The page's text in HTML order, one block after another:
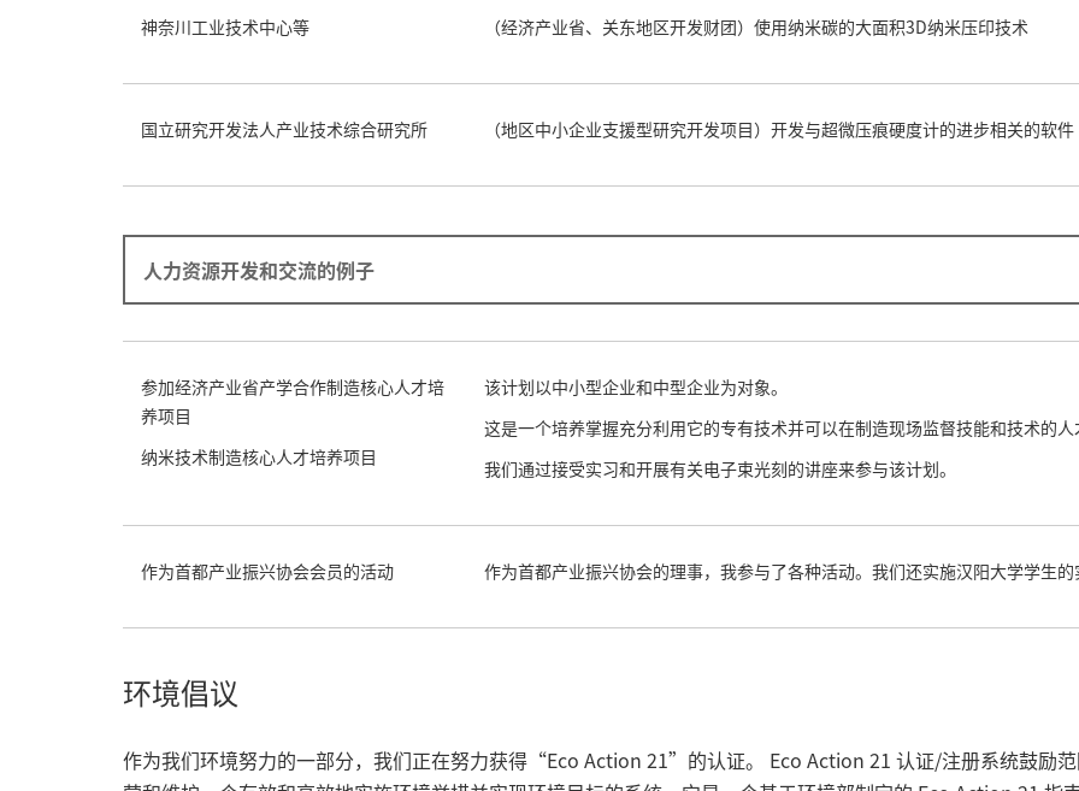
神奈川工业技术中心等 （经济产业省、关东地区开发财团）使用纳米碳的大面积3D纳米压印技术
国立研究开发法人产业技术综合研究所 （地区中小企业支援型研究开发项目）开发与超微压痕硬度计的进步相关的软件
人力资源开发和交流的例子
参加经济产业省产学合作制造核心人才培
养项目
纳米技术制造核心人才培养项目
该计划以中小型企业和中型企业为对象。
这是一个培养掌握充分利用它的专有技术并可以在制造现场监督技能和技术的人
我们通过接受实习和开展有关电子束光刻的讲座来参与该计划。
作为首都产业振兴协会会员的活动 作为首都产业振兴协会的理事，我参与了各种活动。我们还实施汉阳大学学生的
环境倡议
作为我们环境努力的一部分，我们正在努力获得“Eco Action 21”的认证。 Eco Action 21 认证/注册系统鼓励